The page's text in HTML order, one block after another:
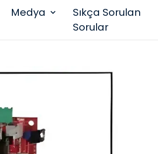
Medya
Sıkça Sorulan
Sorular